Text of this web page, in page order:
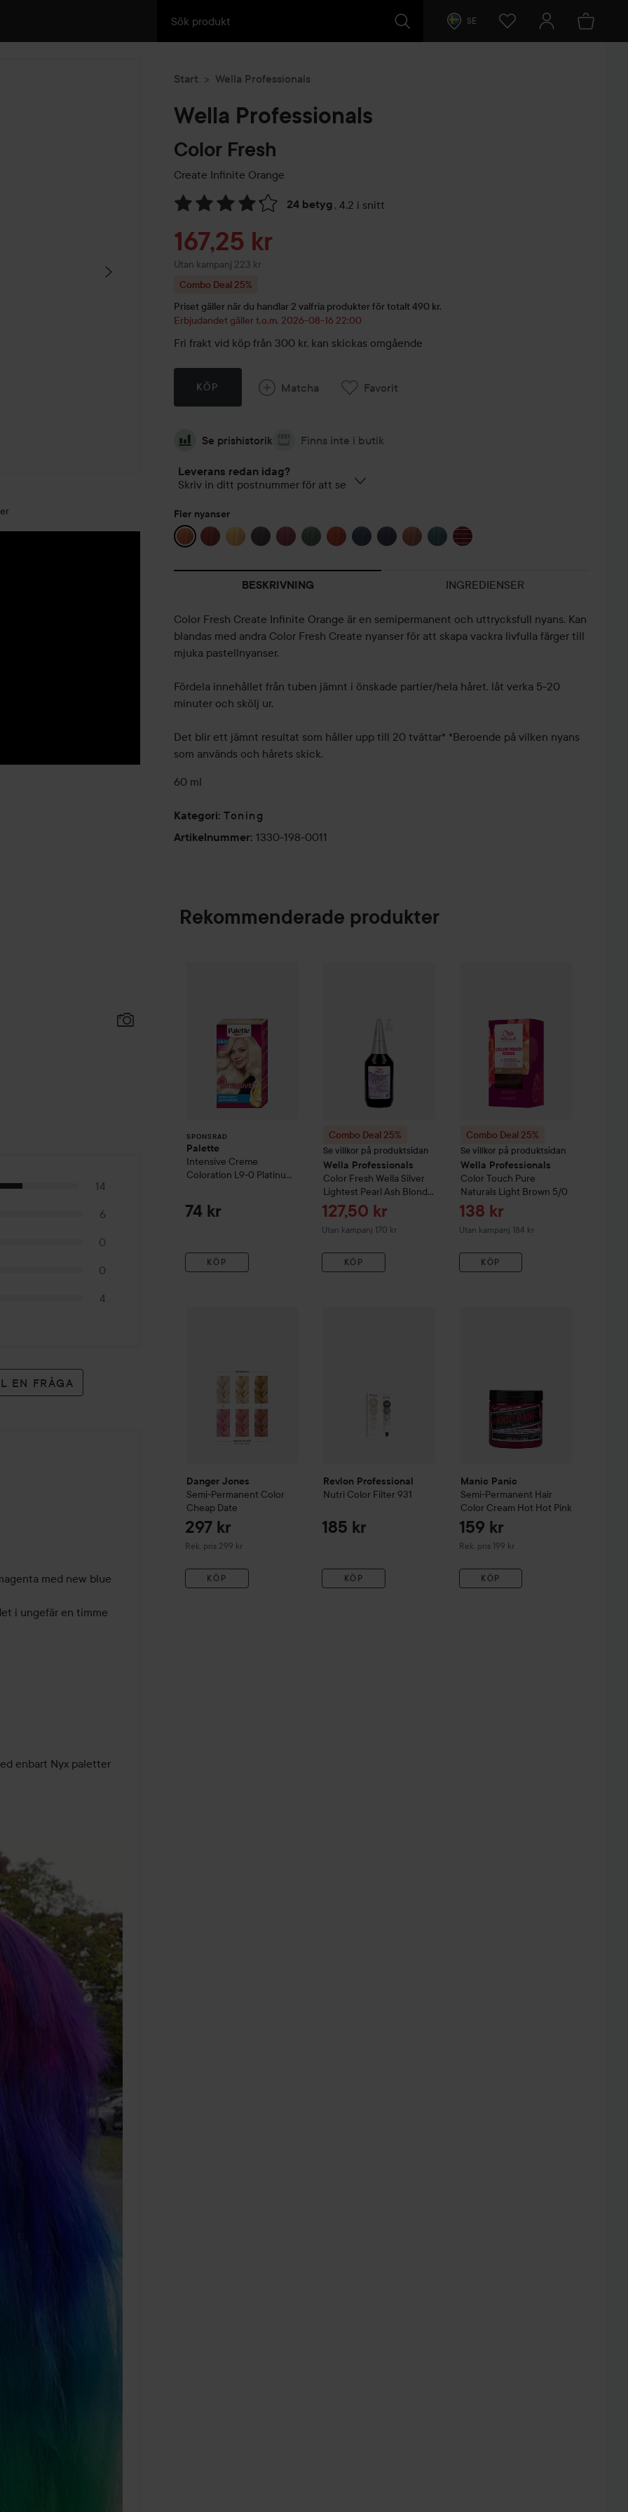
SE
14
6
0
0
4
EN FRÅGA
med new blue
i ungefär en timme
enbart Nyx paletter
Start Wella Professionals
Wella Professionals
Color Fresh
Create Infinite Orange
24 betyg , 4.2 i snitt
Hoppa till Betyg & kommentarer
Reapris
167,25 kr
Utan kampanj 223 kr
Combo Deal 25%
Priset gäller när du handlar 2 valfria produkter för totalt 490 kr.
Erbjudandet gäller t.o.m. 2026-08-16 22:00
Fri frakt vid köp från 300 kr, kan skickas omgående
KÖP Matcha Favorit
Se prishistorik Finns inte i butik
Leverans redan idag?
Skriv in ditt postnummer för att se
Fler nyanser
BESKRIVNING INGREDIENSER
Color Fresh Create Infinite Orange är en semipermanent och uttrycksfull nyans. Kan
blandas med andra Color Fresh Create nyanser för att skapa vackra livfulla färger till
mjuka pastellnyanser.
Fördela innehållet från tuben jämnt i önskade partier/hela håret, låt verka 5-20
minuter och skölj ur.
Det blir ett jämnt resultat som håller upp till 20 tvättar* *Beroende på vilken nyans
som används och hårets skick.
60 ml
Kategori: Toning
Artikelnummer: 1330-198-0011
Rekommenderade produkter
SPONSRAD
Palette
Intensive Creme
Coloration L9-0 Platinum
74 kr
KÖP
Combo Deal 25%
Se villkor på produktsidan
Wella Professionals
Color Fresh Wella Silver
Lightest Pearl Ash Blonde
10/81
Reapris
127,50 kr
Utan kampanj 170 kr
KÖP
Combo Deal 25%
Se villkor på produktsidan
Wella Professionals
Color Touch Pure
Naturals Light Brown 5/0
Reapris
138 kr
Utan kampanj 184 kr
KÖP
Danger Jones
Semi-Permanent Color
Cheap Date
297 kr
Rek. pris 299 kr
Rekommenderat pris 299 kr
KÖP
Revlon Professional
Nutri Color Filter 931
185 kr
KÖP
Manic Panic
Semi-Permanent Hair
Color Cream Hot Hot Pink
159 kr
Rek. pris 199 kr
Rekommenderat pris 199 kr
KÖP